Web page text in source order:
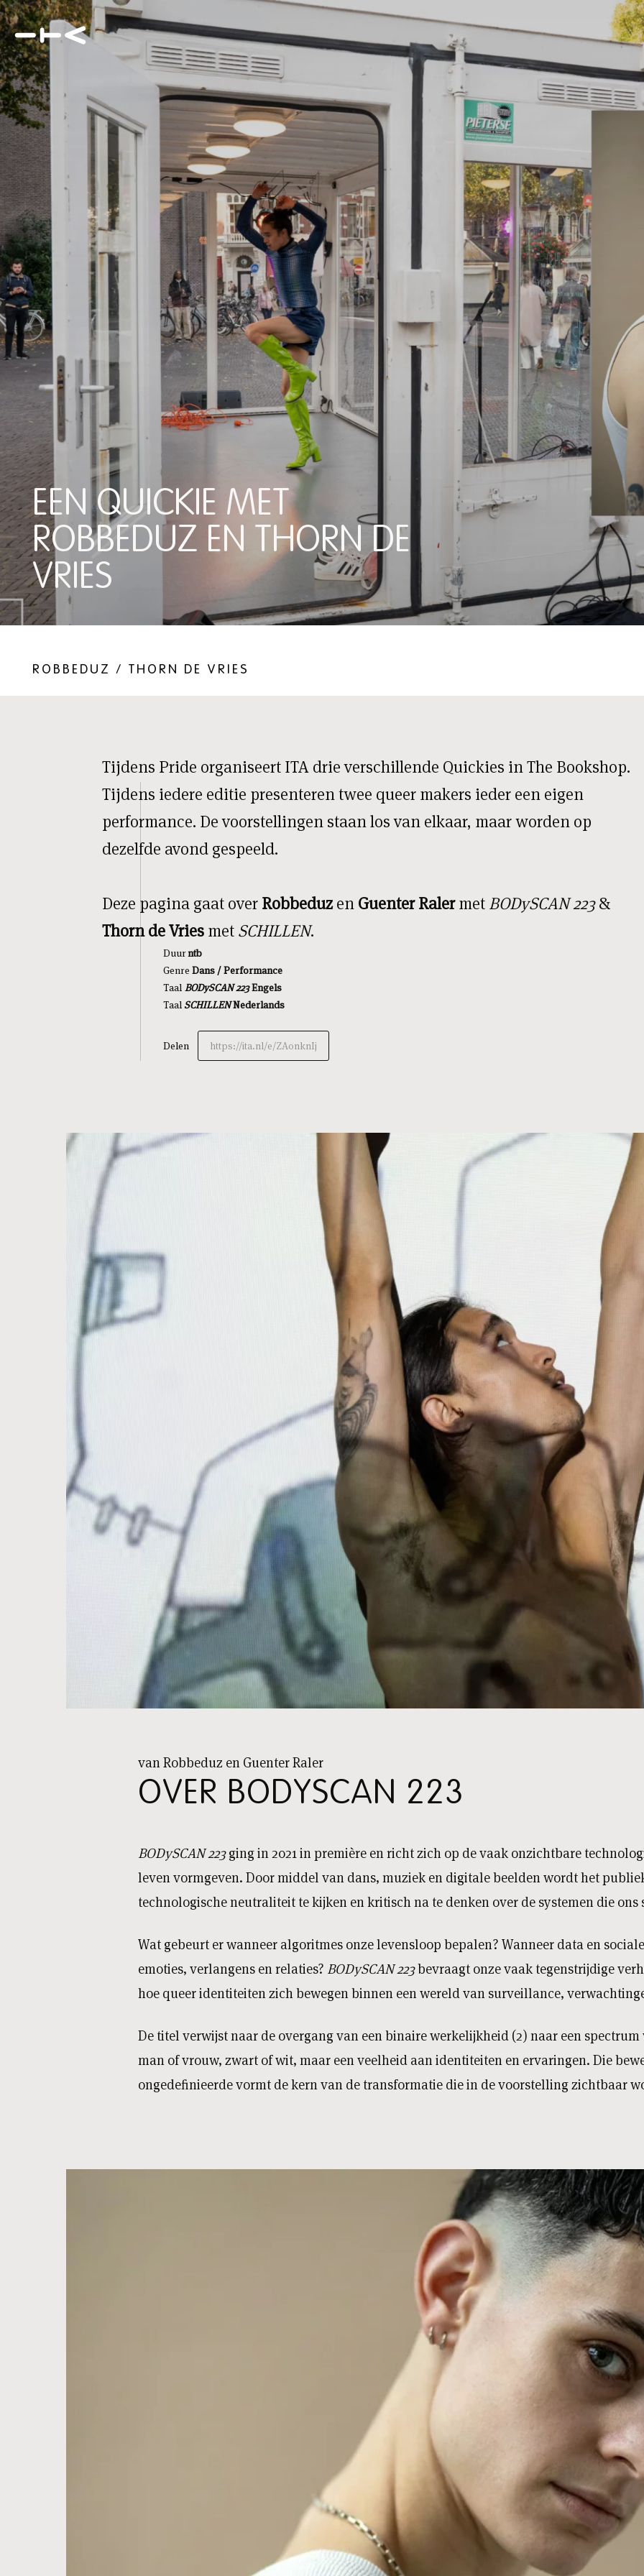
EEN QUICKIE MET
ROBBEDUZ EN THORN DE
VRIES
EEN QUICKIE MET ROBBEDUZ EN THORN DE VRIES
ROBBEDUZ / THORN DE VRIES
Tijdens Pride organiseert ITA drie verschillende Quickies in The Bookshop.
Tijdens iedere editie presenteren twee queer makers ieder een eigen
performance. De voorstellingen staan los van elkaar, maar worden op
dezelfde avond gespeeld.
Deze pagina gaat over Robbeduzen Guenter Ralermet BODySCAN 223&
Thorn de Vries met SCHILLEN.
Duurntb
Genre Dans / Performance
Taal BODySCAN 223Engels
TaalSCHILLENNederlands
Delen https://ita.nl/e/ZA0nknIj
van Robbeduz en Guenter Raler
OVER BODYSCAN 223
BODySCAN 223ging in 2021 in première en richt zich op de vaak onzichtbare
leven vormgeven. Door middel van dans, muziek en digitale beelden wordt het
technologische neutraliteit te kijken en kritisch na te denken over de systemen die ons
Wat gebeurt er wanneer algoritmes onze levensloop bepalen? Wanneer data en
emoties, verlangens en relaties? BODySCAN 223bevraagt onze vaak tegenstrijdige
hoe queer identiteiten zich bewegen binnen een wereld van surveillance,
De titel verwijst naar de overgang van een binaire werkelijkheid (2) naar een
man of vrouw, zwart of wit, maar een veelheid aan identiteiten en ervaringen. Die
ongedefinieerde vormt de kern van de transformatie die in de voorstelling zichtbaar